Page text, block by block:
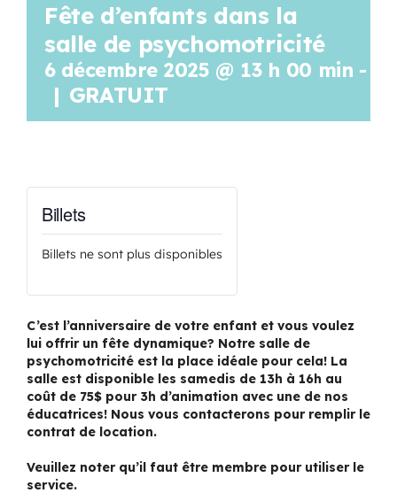
Fête d’enfants dans la
salle de psychomotricité
6 décembre 2025 @ 13 h 00 min -
| GRATUIT
Billets
Billets ne sont plus disponibles
C’est l’anniversaire de votre enfant et vous voulez
lui offrir un fête dynamique? Notre salle de
psychomotricité est la place idéale pour cela! La
salle est disponible les samedis de 13h à 16h au
coût de 75$ pour 3h d’animation avec une de nos
éducatrices! Nous vous contacterons pour remplir le
contrat de location.
Veuillez noter qu’il faut être membre pour utiliser le
service.